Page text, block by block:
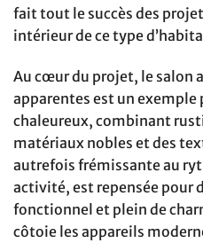
fait tout le succès des
intérieur de ce type
Au cœur du projet, le salon
apparentes est un exemple
chaleureux, combinant
matériaux nobles et des
autrefois frémissante au
activité, est repensée pour
fonctionnel et plein de
côtoie les appareils